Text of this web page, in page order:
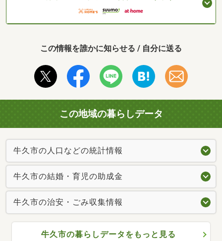
この情報を誰かに知らせる / 自分に送る
この地域の暮らしデータ
牛久市の人口などの統計情報
牛久市の結婚・育児の助成金
牛久市の治安・ごみ収集情報
牛久市の暮らしデータをもっと見る